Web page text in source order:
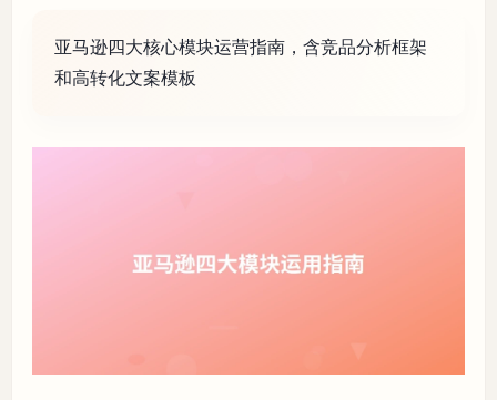
亚马逊四大核心模块运营指南，含竞品分析框架
和高转化文案模板